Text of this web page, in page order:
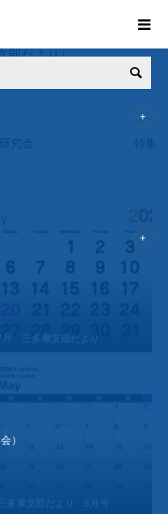
）
部だより）
研究会 特集
7月 三多摩支部だより